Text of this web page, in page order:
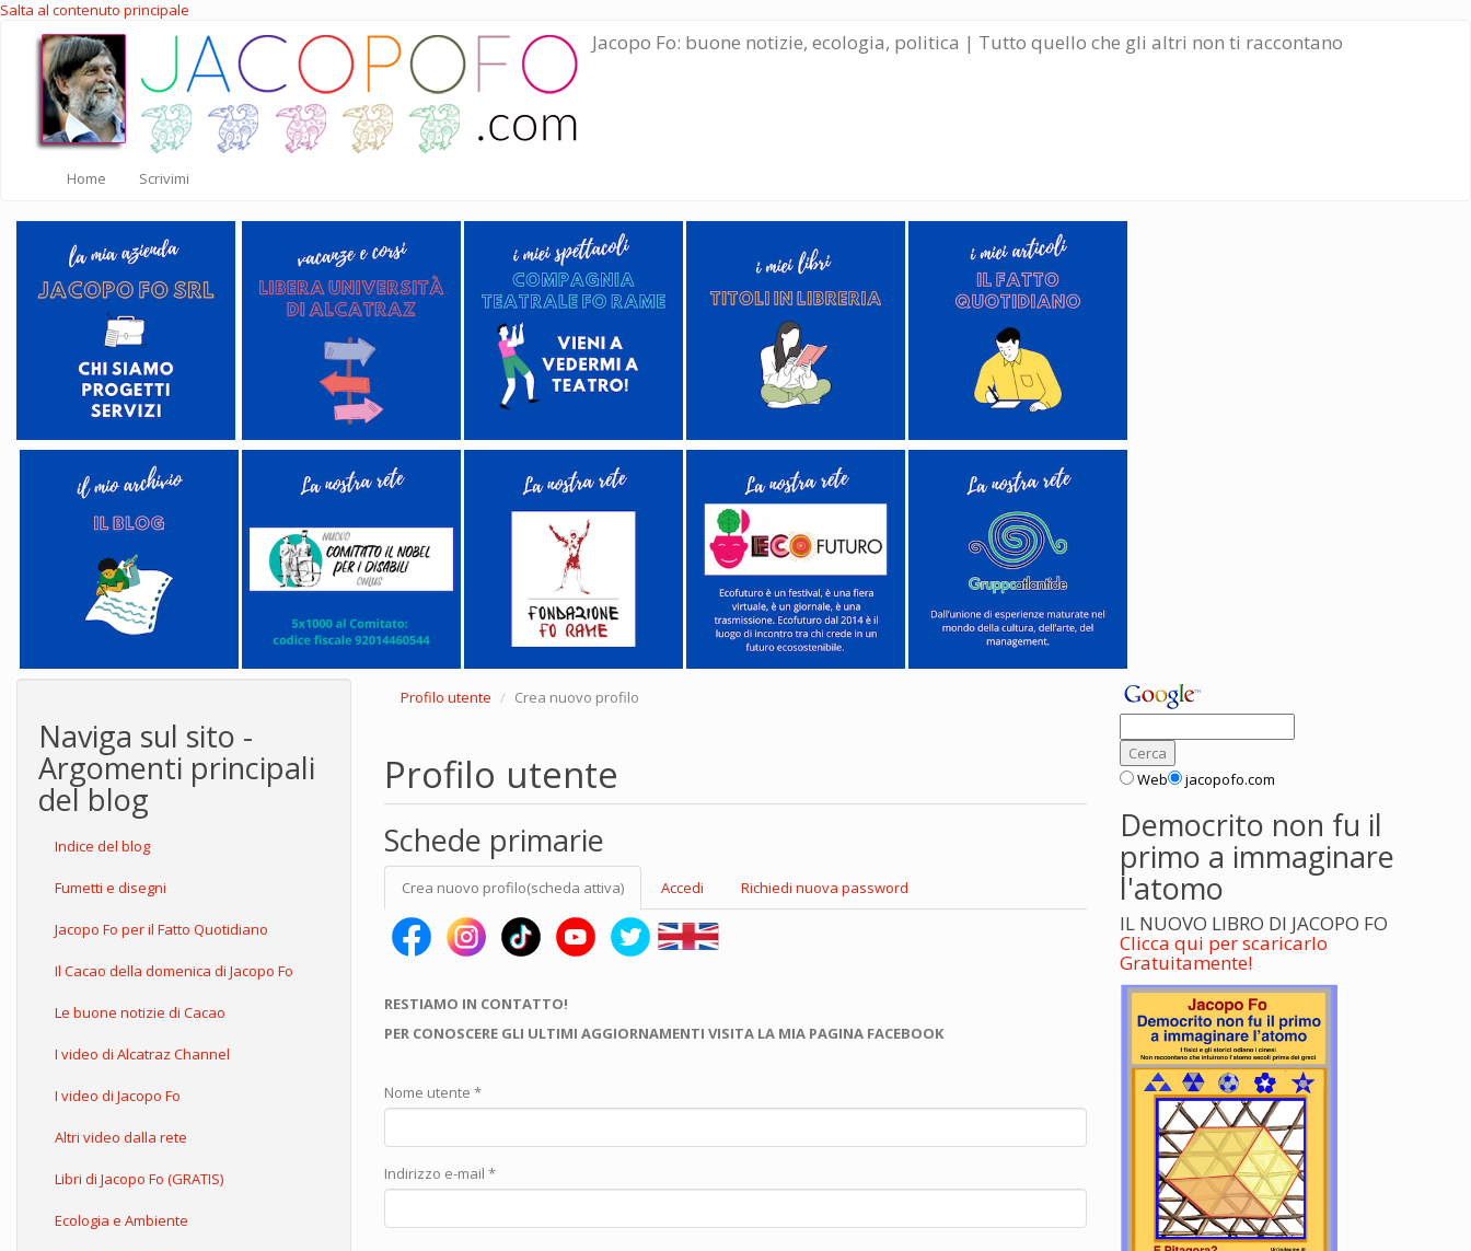
Salta al contenuto principale
Jacopo Fo: buone notizie, ecologia, politica | Tutto quello che gli altri non ti raccontano
Home Scrivimi
Naviga sul sito -
Argomenti principali
del blog
Indice del blog
Fumetti e disegni
Jacopo Fo per il Fatto Quotidiano
Il Cacao della domenica di Jacopo Fo
Le buone notizie di Cacao
I video di Alcatraz Channel
I video di Jacopo Fo
Altri video dalla rete
Libri di Jacopo Fo (GRATIS)
Ecologia e Ambiente
Profilo utente Crea nuovo profilo
Profilo utente
Schede primarie
Crea nuovo profilo(scheda attiva) Accedi Richiedi nuova password
RESTIAMO IN CONTATTO!
PER CONOSCERE GLI ULTIMI AGGIORNAMENTI VISITA LA MIA PAGINA FACEBOOK
Nome utente *
Indirizzo e-mail *
Web jacopofo.com
Democrito non fu il
primo a immaginare
l'atomo
IL NUOVO LIBRO DI JACOPO FO
Clicca qui per scaricarlo
Gratuitamente!